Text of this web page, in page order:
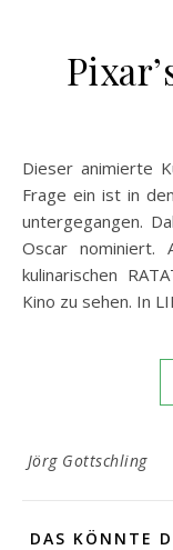
Dieser animierte Kurzfilm aus dem Hause Pixar ist ohne
Frage ein ist in
untergegangen.
Oscar nominiert.
kulinarischen
Kino zu sehen. In
Jörg Gottschling
DAS KÖNNTE